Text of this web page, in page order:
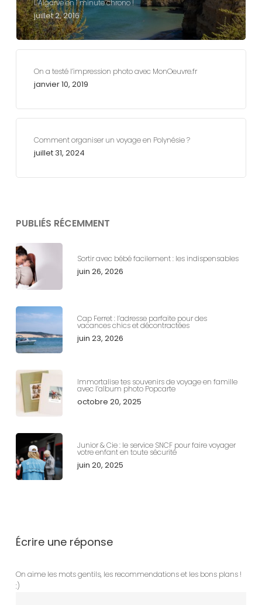
L’Algarve en 1 minute chrono !
juillet 2, 2016
On a testé l’impression photo avec MonOeuvre.fr
janvier 10, 2019
Comment organiser un voyage en Polynésie ?
juillet 31, 2024
PUBLIÉS RÉCEMMENT
Sortir avec bébé facilement : les indispensables
juin 26, 2026
Cap Ferret : l’adresse parfaite pour des
vacances chics et décontractées
juin 23, 2026
Immortalise tes souvenirs de voyage en famille
avec l’album photo Popcarte
octobre 20, 2025
Junior & Cie : le service SNCF pour faire voyager
votre enfant en toute sécurité
juin 20, 2025
Écrire une réponse
On aime les mots gentils, les recommendations et les bons plans !
:)